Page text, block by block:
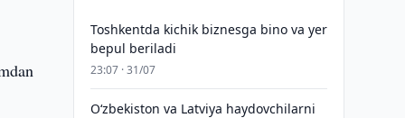
Toshkentda kichik biznesga bino va yer
bepul beriladi
23:07 · 31/07
Oʻzbekiston va Latviya haydovchilarni